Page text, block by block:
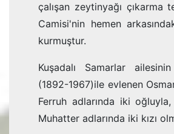
çalışan zeytinyağı çıkarma
Camisi'nin hemen
kurmuştur.
Kuşadalı Samarlar
(1892-1967)ile evlenen
Ferruh adlarında iki
Muhatter adlarında iki kızı